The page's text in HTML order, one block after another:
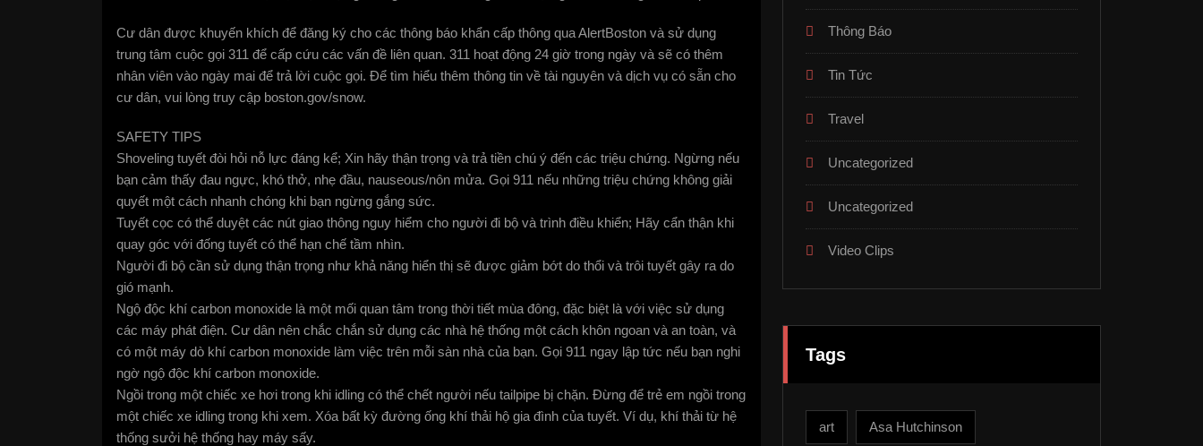
Cư dân được khuyến khích để đăng ký cho các thông báo khẩn cấp thông qua AlertBoston và sử dụng
trung tâm cuộc gọi 311 để cấp cứu các vấn đề liên quan. 311 hoạt động 24 giờ trong ngày và sẽ có thêm
nhân viên vào ngày mai để trả lời cuộc gọi. Để tìm hiểu thêm thông tin về tài nguyên và dịch vụ có sẵn cho
cư dân, vui lòng truy cập boston.gov/snow.
SAFETY TIPS
Shoveling tuyết đòi hỏi nỗ lực đáng kể; Xin hãy thận trọng và trả tiền chú ý đến các triệu chứng. Ngừng nếu
bạn cảm thấy đau ngực, khó thở, nhẹ đầu, nauseous/nôn mửa. Gọi 911 nếu những triệu chứng không giải
quyết một cách nhanh chóng khi bạn ngừng gắng sức.
Tuyết cọc có thể duyệt các nút giao thông nguy hiểm cho người đi bộ và trình điều khiển; Hãy cẩn thận khi
quay góc với đống tuyết có thể hạn chế tầm nhìn.
Người đi bộ cần sử dụng thận trọng như khả năng hiển thị sẽ được giảm bớt do thổi và trôi tuyết gây ra do
gió mạnh.
Ngộ độc khí carbon monoxide là một mối quan tâm trong thời tiết mùa đông, đặc biệt là với việc sử dụng
các máy phát điện. Cư dân nên chắc chắn sử dụng các nhà hệ thống một cách khôn ngoan và an toàn, và
có một máy dò khí carbon monoxide làm việc trên mỗi sàn nhà của bạn. Gọi 911 ngay lập tức nếu bạn nghi
ngờ ngộ độc khí carbon monoxide.
Ngồi trong một chiếc xe hơi trong khi idling có thể chết người nếu tailpipe bị chặn. Đừng để trẻ em ngồi trong
một chiếc xe idling trong khi xem. Xóa bất kỳ đường ống khí thải hộ gia đình của tuyết. Ví dụ, khí thải từ hệ
thống sưởi hệ thống hay máy sấy.
Thông Báo
Tin Tức
Travel
Uncategorized
Uncategorized
Video Clips
Tags
art Asa Hutchinson